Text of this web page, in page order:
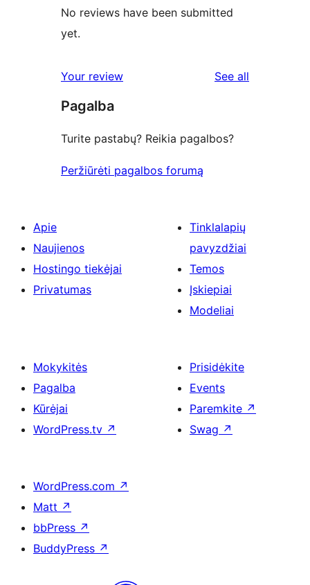
No reviews have been submitted
yet.
Your review See all
Pagalba
Turite pastabų? Reikia pagalbos?
Peržiūrėti pagalbos forumą
Apie
Naujienos
Hostingo tiekėjai
Privatumas
Tinklalapių
pavyzdžiai
Temos
Įskiepiai
Modeliai
Mokykitės
Pagalba
Kūrėjai
WordPress.tv ↗
Prisidėkite
Events
Paremkite ↗
Swag ↗
WordPress.com ↗
Matt ↗
bbPress ↗
BuddyPress ↗